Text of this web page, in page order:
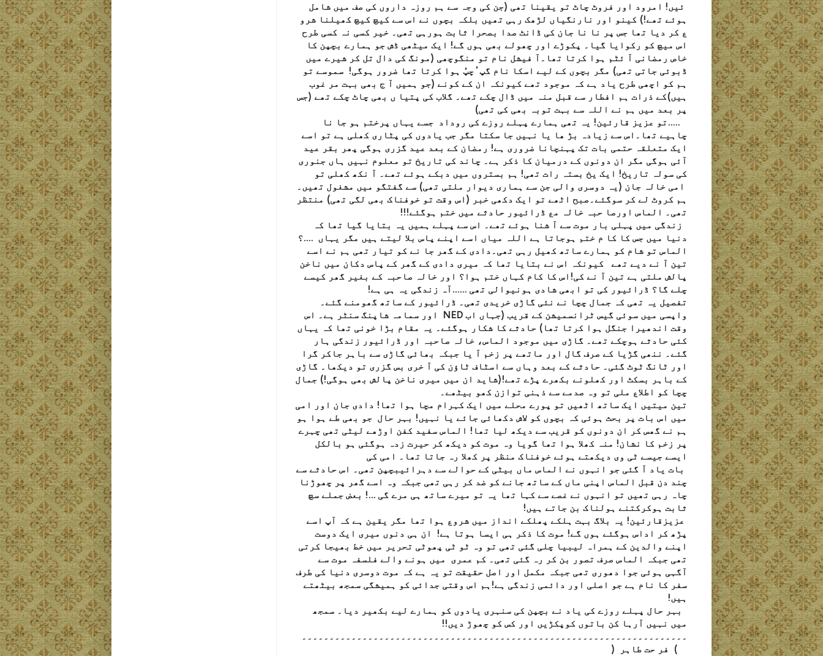
ئیں! امرود اور فروٹ چاٹ تو یقینا تھی (جن کی وجہ سے ہم روزہ داروں کی صف میں شامل
ہوئے تھے!) کینو اور نارنگیاں لڑھک رہی تھیں بلکہ بچوں نے اس سے کیچ کیچ کھیلنا شرو
ع کر دیا تھا جس پر نا نا جان کی ڈانٹ صدا بصحرا ثابت ہورہی تھی۔ خیر کسی نہ کسی طرح
اس میچ کو رکوایا گیا۔ پکوڑے اور چھولے بھی ہوں گے! ایک میٹھی ڈش جو ہمارے بچپن کا
خاص رمضانی آ ئٹم ہوا کرتا تھا۔آ فیشل نام تو منگوچھی (مونگ کی دال تل کر شیرے میں
ڈبوئی جاتی تھی) مگر بچوں کے لیے اسکا نام گپ ُچپُ ہوا کرتا تھا ضرور ہوگی! سموسے تو
ہم کو اچھی طرح یاد ہے کہ موجود تھے کیونکہ ان کے کونے (جو ہمیں آ ج بھی بہت مر غوب
ہیں)کے ذرات ہم افطار سے قبل منہ میں ڈال چکے تھے۔ گلاب کی پتیا ں بھی چاٹ چکے تھے (جس
پر بعد میں ہم نے اللہ سے بہت توبہ بھی کی تھی)
.....تو عزیز قارئین! یہ تھی ہمارے پہلے روزے کی روداد جسے یہاں پرختم ہو جا نا
چاہیے تھا۔اس سے زیادہ بڑ ھا یا نہیں جا سکتا مگر جب یادوں کی پٹاری کھلی ہے تو اسے
ایک متعلقہ حتمی بات تک پہنچانا ضروری ہے! رمضان کے بعد عید گزری ہوگی پھر بقر عید
آئی ہوگی مگر ان دونوں کے درمیان کا ذکر ہے۔ چاند کی تاریخ تو معلوم نہیں ہاں جنوری
کی سولہ تاریخ! ایک یخ بستہ رات تھی! ہم بستروں میں دبکے ہوئے تھے۔ آ نکھ کھلی تو
امی خالہ جان (یہ دوسری والی جن سے ہماری دیوار ملتی تھی) سے گفتگو میں مشغول تھیں۔
ہم کروٹ لے کر سوگئے۔صبح اٹھے تو ایک دکھی خبر (اس وقت تو خوفناک بھی لگی تھی) منتظر
تھی۔ الماس اورصا حبہ خالہ مع ڈرائیور حادثے میں ختم ہوگئے!!!
زندگی میں پہلی بار موت سے آ شنا ہوئے تھے۔ اس سے پہلے ہمیں یہ بتایا گیا تھا کہ
دنیا میں جس کا کا م ختم ہوجاتا ہے اللہ میاں اسے اپنے پاس بلا لیتے ہیں مگر یہاں ....؟
الماس تو شام کو ہمارے ساتھ کھیل رہی تھی۔دادی کے گھر جا نے کو تیار تھی ہم نے اسے
تین آ نے دیے تھے کیونکہ اس نے بتایا تھا کہ میری دادی کے گھر کے پاس دکان میں ناخن
پالش ملتی ہے تین آ نے کی!اس کا کام کہاں ختم ہوا؟ اور خالہ صاحبہ کے بغیر گھر کیسے
چلے گا؟ ڈرائیور کی تو ابھی شادی ہونیوالی تھی ......آہ زندگی یہ ہی ہے!
تفصیل یہ تھی کہ جمال چچا نے نئی گاڑی خریدی تھی۔ ڈرائیور کے ساتھ گھومنے گئے۔
واپسی میں سوئی گیس ٹرانسمیشن کے قریب (جہاں اب NED اور سمامہ شاپنگ سنٹر ہے۔ اس
وقت اندھیرا جنگل ہوا کرتا تھا) حادثے کا شکار ہوگئے۔ یہ مقام بڑا خونی تھا کہ یہاں
کئی حادثے ہوچکے تھے۔ گاڑی میں موجود الماس، خالہ صاحبہ اور ڈرائیور زندگی ہار
گئے۔ ننھی گڑیا کے صرف گال اور ماتھے پر زخم آ یا جبکہ بھائی گاڑی سے باہر جاکر گرا
اور ٹانگ ٹوٹ گئی۔ حادثے کے بعد وہاں سے اسٹاف ٹاؤن کی آ خری بس گزری تو دیکھا۔ گاڑی
کے باہر بسکٹ اور کھلونے بکھرے پڑے تھے!(شاید ان میں میری ناخن پالش بھی ہوگی!) جمال
چچا کو اطلاع ملی تو وہ صدمے سے ذہنی توازن کھو بیٹھے۔
تین میتیں ایک ساتھ اٹھیں تو پورے محلے میں ایک کہرام مچا ہوا تھا! دادی جان اور امی
میں اس بات پر بحث ہوئی کہ بچوں کو لاش دکھائی جائے یا نہیں! بہر حال جو بھی طے ہوا ہو
ہم نے گھس کر ان دونوں کو قریب سے دیکھ لیا تھا! الماس سفید کفن اوڑھے لیٹی تھی چہرے
پر زخم کا نشان! منہ کھلا ہوا تھا گویا وہ موت کو دیکھ کر حیرت زدہ ہوگئی ہو بالکل
ایسے جیسے ٹی وی دیکھتے ہوئے خوفناک منظر پر کھلا رہ جاتا تھا۔ امی کی
بات یاد آ گئی جو انہوں نے الماس ماں بیٹی کے حوالے سے دہرائیبچپن تھی۔ اس حادثے سے
چند دن قبل الماس اپنی ماں کے ساتھ جانے کو ضد کر رہی تھی جبکہ وہ اسے گھر پر چھوڑنا
چاہ رہی تھیں تو انہوں نے غصے سے کہا تھا یہ تو میرے ساتھ ہی مرے گی ...! بعض جملے سچ
ثابت ہوکرکتنے ہولناک بن جاتے ہیں!
عزیزقارئین! یہ بلاگ بہت ہلکے پھلکے انداز میں شروع ہوا تھا مگر یقین ہے کہ آپ اسے
پڑھ کر اداس ہوگئے ہوں گے! موت کا ذکر ہی ایسا ہوتا ہے! ان ہی دنوں میری ایک دوست
اپنے والدین کے ہمراہ لیبیا چلی گئی تھی تو وہ ٹو ٹی پھوٹی تحریر میں خط بھیجا کرتی
تھی جبکہ الماس صرف تصور بن کر رہ گئی تھی۔ کم عمری میں ہونے والے فلسفہ موت سے
آگہی ہوئی جوا دھوری تھی جبکہ مکمل اور اصل حقیقت تو یہ ہے کہ موت دوسری دنیا کی طرف
سفر کا نام ہے جو اصلی اور دائمی زندگی ہے!ہم اس وقتی جدائی کو ہمیشگی سمجھ بیٹھتے
ہیں!
بہر حال پہلے روزے کی یاد نے بچپن کی سنہری یادوں کو ہمارے لیے بکھیر دیا۔ سمجھ
میں نہیں آرہا کن باتوں کوپکڑیں اور کس کو چھوڑ دیں!!
۔۔۔۔۔۔۔۔۔۔۔۔۔۔۔۔۔۔۔۔۔۔۔۔۔۔۔۔۔۔۔۔۔۔۔۔۔۔۔۔۔۔۔۔۔۔۔۔۔۔۔۔۔۔۔۔۔۔۔۔۔۔۔۔۔۔۔۔۔۔
) فر حت طاہر (